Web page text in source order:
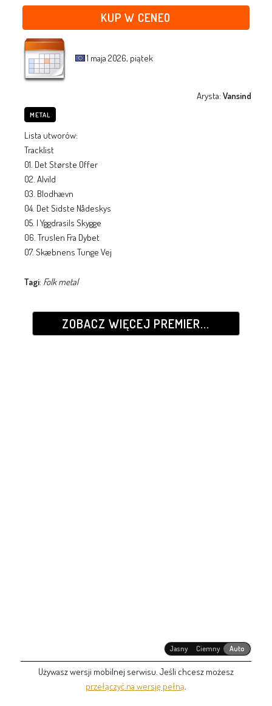
KUP W CENEO
1 maja 2026, piątek
Arysta:Vansind
METAL
Lista utworów:
Tracklist
01. Det Største Offer
02. Alvild
03. Blodhævn
04. Det Sidste Nådeskys
05. I Yggdrasils Skygge
06. Truslen Fra Dybet
07. Skæbnens Tunge Vej
Tagi: Folk metal
ZOBACZ WIĘCEJ PREMIER...
Jasny Ciemny Auto
Używasz wersji mobilnej serwisu. Jeśli chcesz możesz
przełączyć na wersję pełną